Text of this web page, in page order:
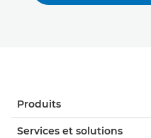
Produits
Services et solutions